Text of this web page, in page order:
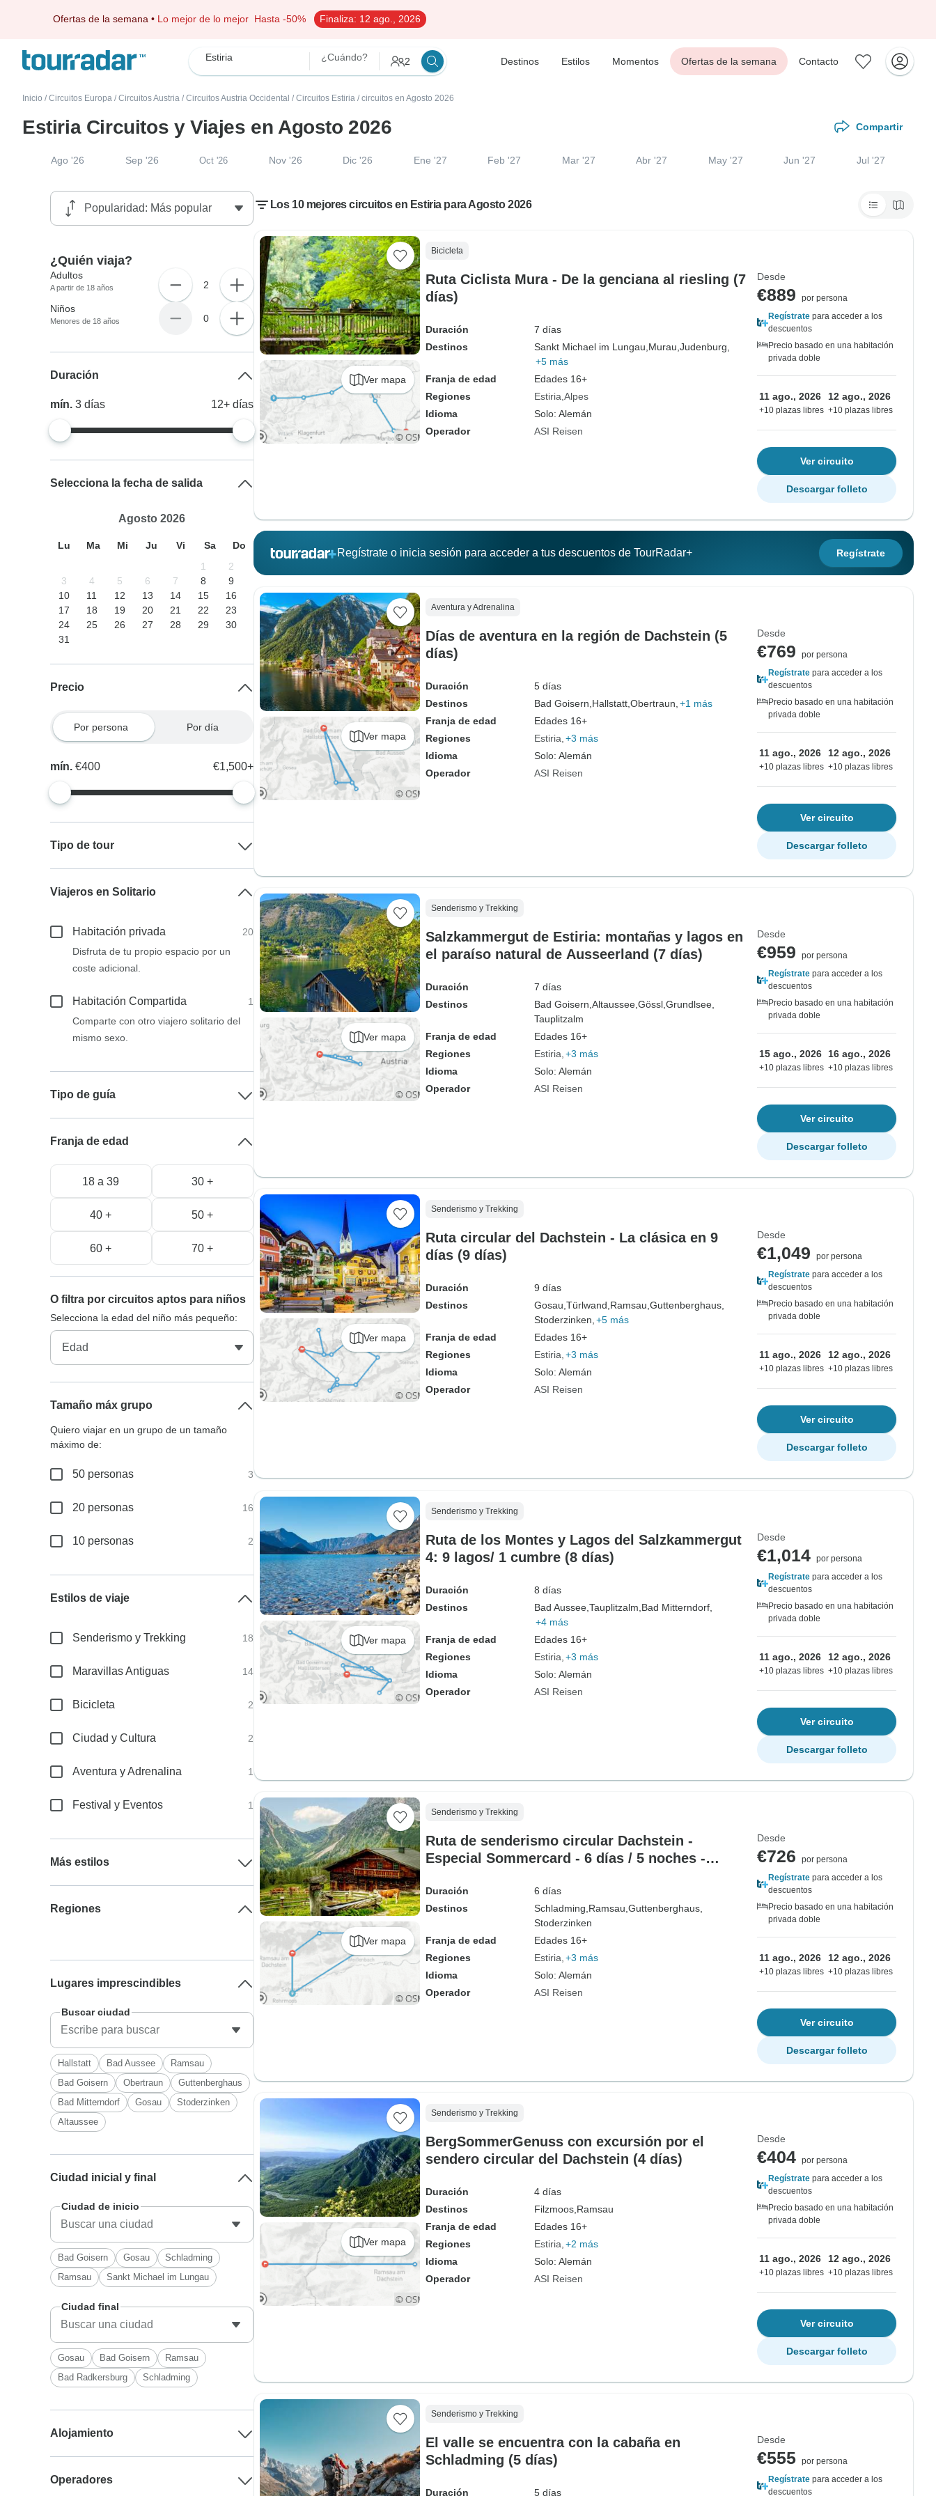
Ofertas de la semana • Lo mejor de lo mejor Hasta -50% Finaliza: 12 ago., 2026
Estiria ¿Cuándo? 2 Destinos Estilos Momentos Ofertas de la semana Contacto
Inicio / Circuitos Europa / Circuitos Austria / Circuitos Austria Occidental / Circuitos Estiria / circuitos en Agosto 2026
Estiria Circuitos y Viajes en Agosto 2026 Compartir
Ago '26 Sep '26 Oct '26 Nov '26 Dic '26 Ene '27 Feb '27 Mar '27 Abr '27 May '27 Jun '27 Jul '27
Los 10 mejores circuitos en Estiria para Agosto 2026
Ver mapa
Bicicleta
Ruta Ciclista Mura - De la genciana al riesling (7
días)
Duración
7 días
Destinos
Sankt Michael im Lungau, Murau, Judenburg,
+5 más
Franja de edad
Edades 16+
Regiones
Estiria Alpes
Idioma
Solo: Alemán
Operador
ASI Reisen
Desde
€889
por persona
Regístrate para acceder a los
descuentos
Precio basado en una habitación
privada doble
11 ago., 2026
+10 plazas libres
12 ago., 2026
+10 plazas libres
Ver circuito
Descargar folleto
Regístrate o inicia sesión para acceder a tus descuentos de TourRadar+ Regístrate
Ver mapa
Aventura y Adrenalina
Días de aventura en la región de Dachstein (5
días)
Duración
5 días
Destinos
Bad Goisern, Hallstatt, Obertraun, +1 más
Franja de edad
Edades 16+
Regiones
Estiria +3 más
Idioma
Solo: Alemán
Operador
ASI Reisen
Desde
€769
por persona
Regístrate para acceder a los
descuentos
Precio basado en una habitación
privada doble
11 ago., 2026
+10 plazas libres
12 ago., 2026
+10 plazas libres
Ver circuito
Descargar folleto
Ver mapa
Senderismo y Trekking
Salzkammergut de Estiria: montañas y lagos en
el paraíso natural de Ausseerland (7 días)
Duración
7 días
Destinos
Bad Goisern, Altaussee, Gössl, Grundlsee,
Tauplitzalm
Franja de edad
Edades 16+
Regiones
Estiria +3 más
Idioma
Solo: Alemán
Operador
ASI Reisen
Desde
€959
por persona
Regístrate para acceder a los
descuentos
Precio basado en una habitación
privada doble
15 ago., 2026
+10 plazas libres
16 ago., 2026
+10 plazas libres
Ver circuito
Descargar folleto
Ver mapa
Senderismo y Trekking
Ruta circular del Dachstein - La clásica en 9
días (9 días)
Duración
9 días
Destinos
Gosau, Türlwand, Ramsau, Guttenberghaus,
Stoderzinken, +5 más
Franja de edad
Edades 16+
Regiones
Estiria +3 más
Idioma
Solo: Alemán
Operador
ASI Reisen
Desde
€1,049
por persona
Regístrate para acceder a los
descuentos
Precio basado en una habitación
privada doble
11 ago., 2026
+10 plazas libres
12 ago., 2026
+10 plazas libres
Ver circuito
Descargar folleto
Ver mapa
Senderismo y Trekking
Ruta de los Montes y Lagos del Salzkammergut
4: 9 lagos/ 1 cumbre (8 días)
Duración
8 días
Destinos
Bad Aussee, Tauplitzalm, Bad Mitterndorf,
+4 más
Franja de edad
Edades 16+
Regiones
Estiria +3 más
Idioma
Solo: Alemán
Operador
ASI Reisen
Desde
€1,014 por persona
Regístrate para acceder a los
descuentos
Precio basado en una habitación
privada doble
11 ago., 2026
+10 plazas libres
12 ago., 2026
+10 plazas libres
Ver circuito
Descargar folleto
Ver mapa
Senderismo y Trekking
Ruta de senderismo circular Dachstein -
Especial Sommercard - 6 días / 5 noches -
Duración
6 días
Destinos
Schladming, Ramsau, Guttenberghaus,
Stoderzinken
Franja de edad
Edades 16+
Regiones
Estiria +3 más
Idioma
Solo: Alemán
Operador
ASI Reisen
Desde
€726
por persona
Regístrate para acceder a los
descuentos
Precio basado en una habitación
privada doble
11 ago., 2026
+10 plazas libres
12 ago., 2026
+10 plazas libres
Ver circuito
Descargar folleto
Ver mapa
Senderismo y Trekking
BergSommerGenuss con excursión por el
sendero circular del Dachstein (4 días)
Duración
4 días
Destinos
Filzmoos, Ramsau
Franja de edad
Edades 16+
Regiones
Estiria +2 más
Idioma
Solo: Alemán
Operador
ASI Reisen
Desde
€404 por persona
Regístrate para acceder a los
descuentos
Precio basado en una habitación
privada doble
11 ago., 2026
+10 plazas libres
12 ago., 2026
+10 plazas libres
Ver circuito
Descargar folleto
Senderismo y Trekking
El valle se encuentra con la cabaña en
Schladming (5 días)
Duración 5 días
Desde
€555 por persona
Regístrate para acceder a los
descuentos
¿Quién viaja?
Adultos
A partir de 18 años 2
Niños
Menores de 18 años 0
Duración
mín.3días 12+ días
Selecciona la fecha de salida
Agosto 2026
Lu Ma Mi Ju Vi Sa
Do
1
2
3
4 5 6 7 8
9
10
11 12 13 14 15
16
17
18 19 20 21 22
23
24
25 26 27 28 29
30
31
Precio
Por persona Por día
mín.€400 €1,500+
Tipo de tour
Viajeros en Solitario
Habitación privada
20
Disfruta de tu propio espacio por un
coste adicional.
Habitación Compartida
1
Comparte con otro viajero solitario del
mismo sexo.
Tipo de guía
Franja de edad
18 a 39 30 +
40 + 50 +
60 + 70 +
O filtra por circuitos aptos para niños
Selecciona la edad del niño más pequeño:
Tamaño máx grupo
Quiero viajar en un grupo de un tamaño
máximo de:
50 personas 3
20 personas 16
10 personas 2
Estilos de viaje
Senderismo y Trekking 18
Maravillas Antiguas 14
Bicicleta 2
Ciudad y Cultura 2
Aventura y Adrenalina 1
Festival y Eventos 1
Más estilos
Regiones
Lugares imprescindibles
Buscar ciudad
Hallstatt Bad Aussee
Ramsau
Bad Goisern
Obertraun
Guttenberghaus
Bad Mitterndorf
Gosau
Stoderzinken
Altaussee
Ciudad inicial y final
Ciudad de inicio
Bad Goisern Gosau
Schladming
Ramsau
Sankt Michael im Lungau
Ciudad final
Gosau Bad Goisern
Ramsau
Bad Radkersburg
Schladming
Alojamiento
Operadores